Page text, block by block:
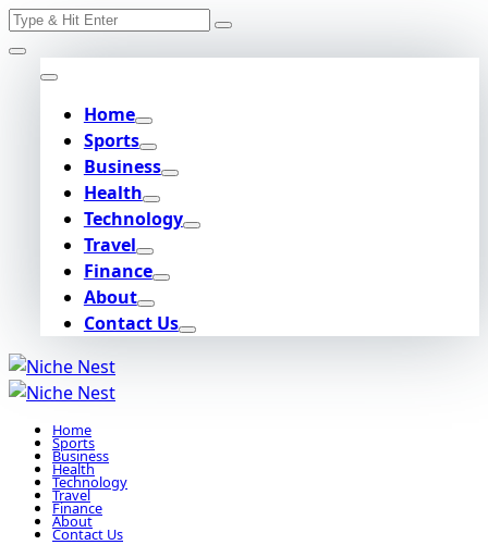
Skip
to
content
Search
Home
Sports
Business
Health
Technology
Travel
Finance
About
Contact Us
Home
Sports
Business
Health
Technology
Travel
Finance
About
Contact Us